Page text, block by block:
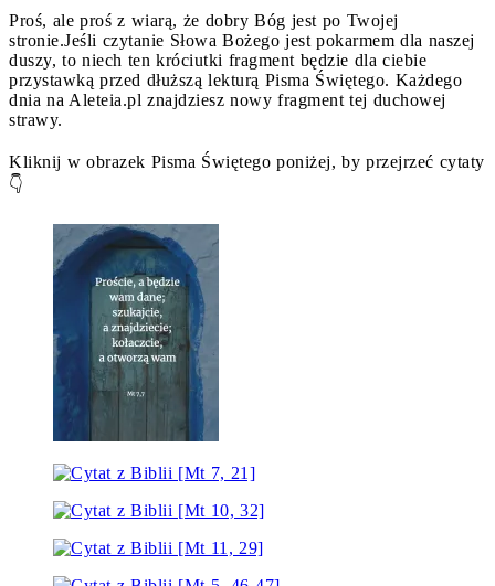
Proś, ale proś z wiarą, że dobry Bóg jest po Twojej
stronie.Jeśli czytanie Słowa Bożego jest pokarmem dla naszej
duszy, to niech ten króciutki fragment będzie dla ciebie
przystawką przed dłuższą lekturą Pisma Świętego. Każdego
dnia na Aleteia.pl znajdziesz nowy fragment tej duchowej
strawy.
Kliknij w obrazek Pisma Świętego poniżej, by przejrzeć cytaty
👇